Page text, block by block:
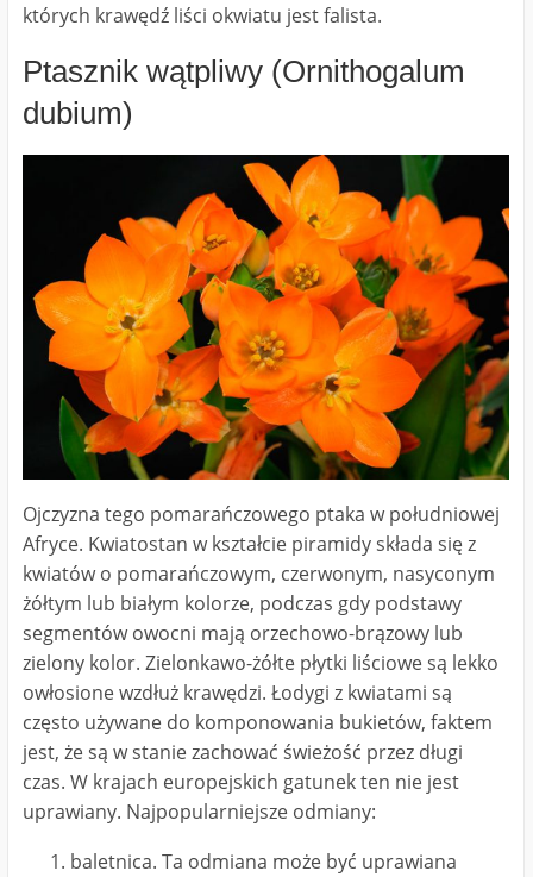
których krawędź liści okwiatu jest falista.
Ptasznik wątpliwy (Ornithogalum
dubium)
Ojczyzna tego pomarańczowego ptaka w południowej
Afryce. Kwiatostan w kształcie piramidy składa się z
kwiatów o pomarańczowym, czerwonym, nasyconym
żółtym lub białym kolorze, podczas gdy podstawy
segmentów owocni mają orzechowo-brązowy lub
zielony kolor. Zielonkawo-żółte płytki liściowe są lekko
owłosione wzdłuż krawędzi. Łodygi z kwiatami są
często używane do komponowania bukietów, faktem
jest, że są w stanie zachować świeżość przez długi
czas. W krajach europejskich gatunek ten nie jest
uprawiany. Najpopularniejsze odmiany:
baletnica. Ta odmiana może być uprawiana